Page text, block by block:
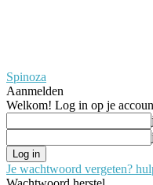
Spinoza
Aanmelden
Welkom! Log in op je
Je wachtwoord vergeten?